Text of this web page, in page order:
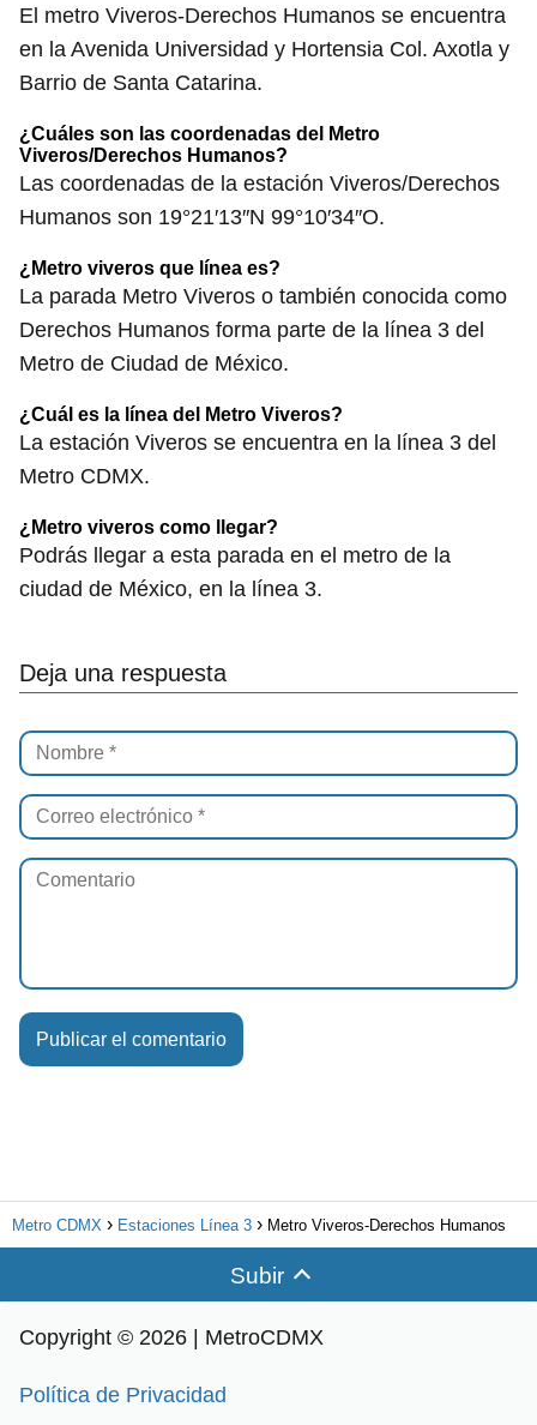
El metro Viveros-Derechos Humanos se encuentra
en la Avenida Universidad y Hortensia Col. Axotla y
Barrio de Santa Catarina.
¿Cuáles son las coordenadas del Metro
Viveros/Derechos Humanos?
Las coordenadas de la estación Viveros/Derechos
Humanos son 19°21′13″N 99°10′34″O.
¿Metro viveros que línea es?
La parada Metro Viveros o también conocida como
Derechos Humanos forma parte de la línea 3 del
Metro de Ciudad de México.
¿Cuál es la línea del Metro Viveros?
La estación Viveros se encuentra en la línea 3 del
Metro CDMX.
¿Metro viveros como llegar?
Podrás llegar a esta parada en el metro de la
ciudad de México, en la línea 3.
Deja una respuesta
Metro CDMX Estaciones Línea 3 Metro Viveros-Derechos Humanos
Subir
Copyright © 2026 | MetroCDMX
Política de Privacidad